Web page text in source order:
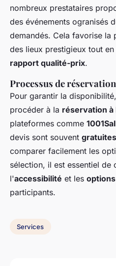
nombreux prestataires
des événements ogranisés
demandés. Cela favorise la
des lieux prestigieux tout
rapport qualité-prix.
Processus de
Pour garantir la
procéder à la réservation à
plateformes comme
devis sont souvent gratuites
comparer facilement les
sélection, il est essentiel de
l'accessibilité et les
participants.
Services